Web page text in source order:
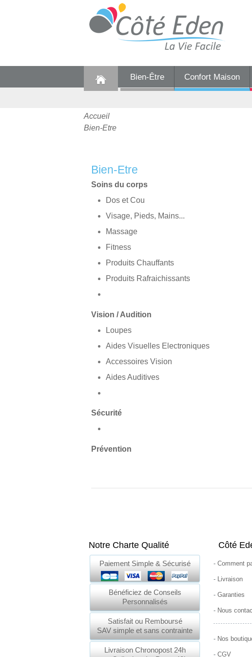
Bien-Être Confort Maison
Accueil
Bien-Etre
Bien-Etre
Soins du corps
Dos et Cou
Visage, Pieds, Mains...
Massage
Fitness
Produits Chauffants
Produits Rafraichissants
Vision / Audition
Loupes
Aides Visuelles Electroniques
Accessoires Vision
Aides Auditives
Sécurité
Prévention
Notre Charte Qualité
Paiement Simple & Sécurisé
Bénéficiez de Conseils
Personnalisés
Satisfait ou Remboursé
SAV simple et sans contrainte
Livraison Chronopost 24h
Côté
- Comment
- Livraison
- Garanties
- Nous
- Nos
- CGV